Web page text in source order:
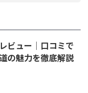
ビュー｜口コミで
の魅力を徹底解説